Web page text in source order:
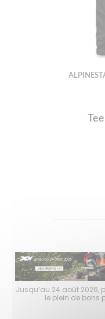
Jusqu’au 24 août 2026,
le plein de bons